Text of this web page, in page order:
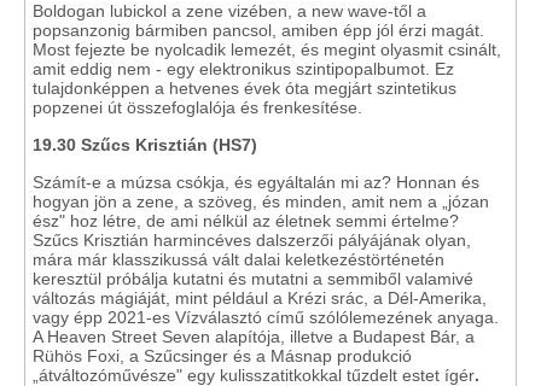
Boldogan lubickol a zene vizében, a new wave-től a
popsanzonig bármiben pancsol, amiben épp jól érzi magát.
Most fejezte be nyolcadik lemezét, és megint olyasmit csinált,
amit eddig nem - egy elektronikus szintipopalbumot. Ez
tulajdonképpen a hetvenes évek óta megjárt szintetikus
popzenei út összefoglalója és frenkesítése.
19.30 Szűcs Krisztián (HS7)
Számít-e a múzsa csókja, és egyáltalán mi az? Honnan és
hogyan jön a zene, a szöveg, és minden, amit nem a „józan
ész" hoz létre, de ami nélkül az életnek semmi értelme?
Szűcs Krisztián harmincéves dalszerzői pályájának olyan,
mára már klasszikussá vált dalai keletkezéstörténetén
keresztül próbálja kutatni és mutatni a semmiből valamivé
változás mágiáját, mint például a Krézi srác, a Dél-Amerika,
vagy épp 2021-es Vízválasztó című szólólemezének anyaga.
A Heaven Street Seven alapítója, illetve a Budapest Bár, a
Rühös Foxi, a Szűcsinger és a Másnap produkció
„átváltozóművésze" egy kulisszatitkokkal tűzdelt estet ígér.